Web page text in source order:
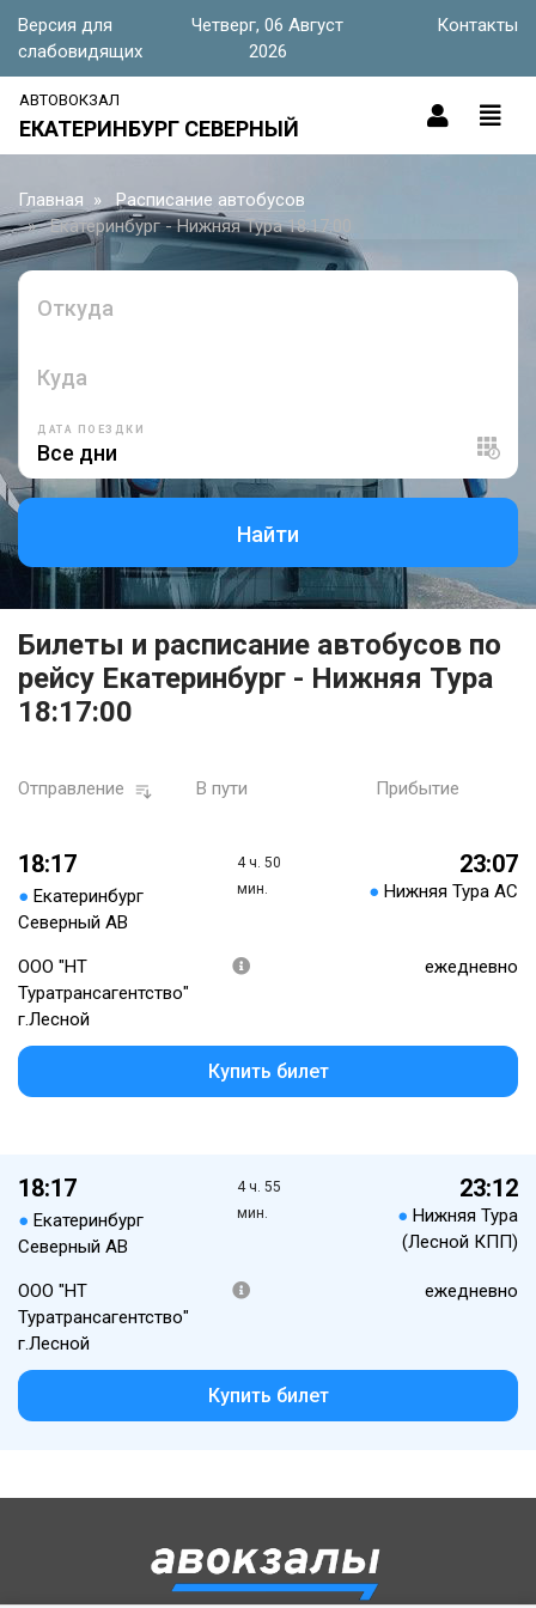
Версия для
слабовидящих
Четверг, 06 Август
2026
Контакты
АВТОВОКЗАЛ
ЕКАТЕРИНБУРГ СЕВЕРНЫЙ
Главная
Расписание автобусов
Екатеринбург - Нижняя Тура 18:17:00
Откуда
Куда
ДАТА ПОЕЗДКИ
Найти
Билеты и расписание автобусов по
рейсу Екатеринбург - Нижняя Тура
18:17:00
Отправление В пути Прибытие
18:17
● Екатеринбург
Северный АВ
4 ч. 50
мин.
23:07
● Нижняя Тура АС
ООО "НТ
Туратрансагентство"
г.Лесной
ежедневно
Купить билет
18:17
● Екатеринбург
Северный АВ
4 ч. 55
мин.
23:12
● Нижняя Тура
(Лесной КПП)
ООО "НТ
Туратрансагентство"
г.Лесной
ежедневно
Купить билет